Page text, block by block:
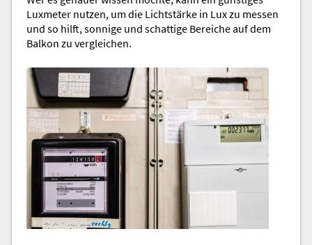
Luxmeter nutzen, um die Lichtstärke in Lux zu messen
und so hilft, sonnige und schattige Bereiche auf dem
Balkon zu vergleichen.